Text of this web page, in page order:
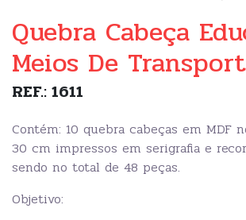
Quebra Cabeça
Meios De
REF.: 1611
Contém: 10 quebra cabeças em MDF
30 cm impressos em serigrafia e
sendo no total de 48 peças.
Objetivo: